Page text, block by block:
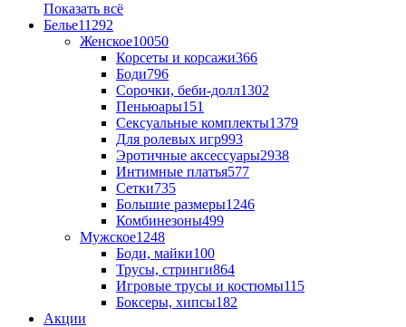
Показать всё
Белье11292
Женское10050
Корсеты и корсажи366
Боди796
Сорочки, беби-долл1302
Пеньюары151
Сексуальные комплекты1379
Для ролевых игр993
Эротичные аксессуары2938
Интимные платья577
Сетки735
Большие размеры1246
Комбинезоны499
Мужское1248
Боди, майки100
Трусы, стринги864
Игровые трусы и костюмы115
Боксеры, хипсы182
Акции